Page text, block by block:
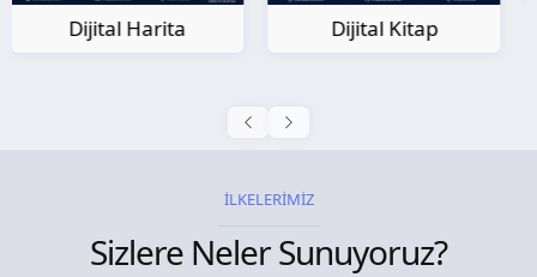
Dijital Kitap
İLKELERİMİZ
Sizlere Neler Sunuyoruz?